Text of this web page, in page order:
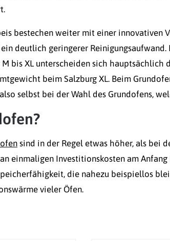
bestechen weiter mit einer innovativen
deutlich geringerer
bis XL unterscheiden sich hauptsächlich
beim Salzburg XL. Beim
selbst bei der Wahl des Grundofens,
sind in der Regel etwas höher, als bei
einmaligen Investitionskosten am
die nahezu beispiellos
vieler Öfen.